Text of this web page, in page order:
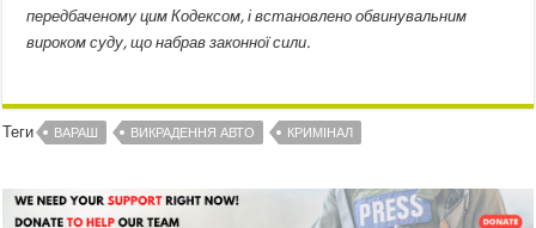
передбаченому цим Кодексом, і встановлено обвинувальним
вироком суду, що набрав законної сили.
Теги ВАРАШ ВИКРАДЕННЯ АВТО КРИМІНАЛ